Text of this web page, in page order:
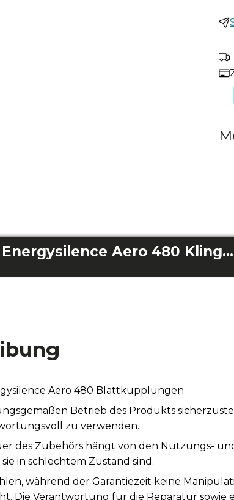
3er-Pack Energysilence Aero 480 Klingenaufsätze
Aero 480 Blattkupplungen
Betrieb des Produkts
zu verwenden.
des Zubehörs hängt von den Nutzungs-
in schlechtem Zustand sind.
während der Garantiezeit keine
Die Verantwortung für die Reparatur